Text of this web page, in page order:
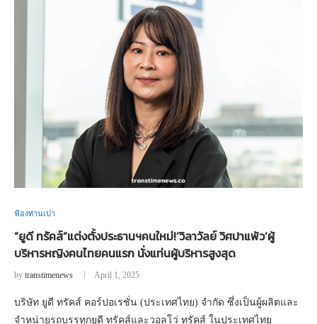
ฟ้องท่านเปา
“ยูดี ทรัคส์”แต่งตั้งประธานฯคนใหม่!‘วิลาวัลย์ วิศปาแพ้ว’ผู้
บริหารหญิงคนไทยคนแรก นั่งแท่นผู้บริหารสูงสุด
by transtimenews April 1, 2025
บริษัท ยูดี ทรัคส์ คอร์ปอเรชั่น (ประเทศไทย) จำกัด ซึ่งเป็นผู้ผลิตและ
จำหน่ายรถบรรทุกยูดี ทรัคส์และวอลโว่ ทรัคส์ ในประเทศไทย